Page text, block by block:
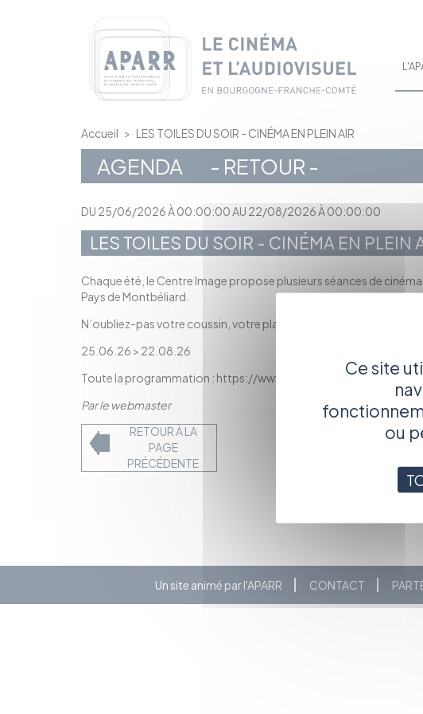
Accueil > LES TOILES DU SOIR - CINÉMA EN PLEIN AIR
AGENDA - RETOUR -
DU 25/06/2026 À 00:00:00 AU 22/08/2026 À 00:00:00
LES TOILES DU SOIR - CINÉMA EN PLEIN
Chaque été, le Centre Image propose plusieurs séances de
Pays de Montbéliard.
N’oubliez-pas votre coussin, votre plaid et de quoi grignoter
25.06.26 > 22.08.26
Toute la programmation : https://www.centre-image.org/les-
Par le webmaster
RETOUR À LA
PAGE
PRÉCÉDENTE
Un site animé par l'APARR CONTACT
Ce site
ou